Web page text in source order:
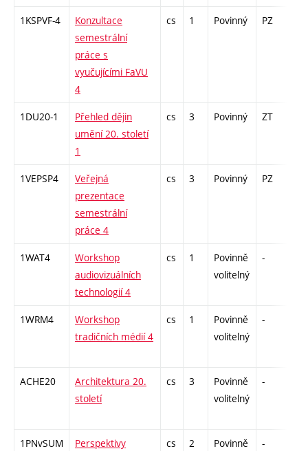
1KSPVF-4
Konzultace
semestrální
práce s
vyučujícími FaVU
4
cs 1 Povinný PZ
1DU20-1
Přehled dějin
umění 20. století
1
cs 3 Povinný ZT
1VEPSP4
Veřejná
prezentace
semestrální
práce 4
cs 3 Povinný PZ
1WAT4
Workshop
audiovizuálních
technologií 4
cs 1
Povinně
volitelný
-
1WRM4
Workshop
tradičních médií 4
cs 1
Povinně
volitelný
-
ACHE20
Architektura 20.
století
cs 3
Povinně
volitelný
-
1PNvSUM
Perspektivy
cs 2
Povinně
-